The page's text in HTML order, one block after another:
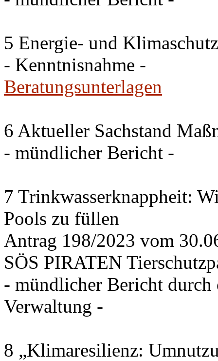
5 Energie- und
- Kenntnisnahme -
Beratungsunterlagen
6 Aktueller Sachstand
- mündlicher Bericht -
7 Trinkwasserknappheit:
Pools zu füllen
Antrag 198/2023 vom
SÖS PIRATEN
- mündlicher Bericht
Verwaltung -
8 „Klimaresilienz: